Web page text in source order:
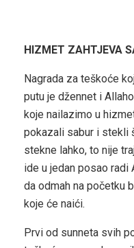
HIZMET ZAHTJEVA
Nagrada za teškoće
putu je džennet i
koje nailazimo u
pokazali sabur i stekli
stekne lahko, to nije
ide u jedan posao
da odmah na početku
koje će naići.
Prvi od sunneta svih